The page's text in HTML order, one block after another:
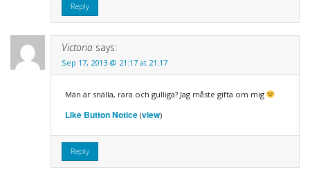
Reply
Victoria says:
Sep 17, 2013 @ 21:17 at 21:17
Män är snälla, rara och gulliga? Jag måste gifta om mig
Like Button Notice(view)
Reply